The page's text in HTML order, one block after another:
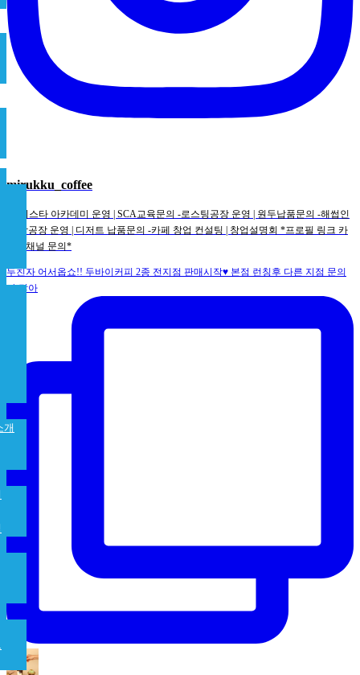
개
mirukku_coffee
-바리스타 아카데미 운영 | SCA교육문의 -로스팅공장 운영 | 원두납품문의 -해썹인
증 빵공장 운영 | 디저트 납품문의 -카페 창업 컨설팅 | 창업설명회 *프로필 링크 카
카오채널 문의*
두친자 어서옵쇼!! 두바이커피 2종 전지점 판매시작♥️ 본점 런칭후 다른 지점 문의
가 많아